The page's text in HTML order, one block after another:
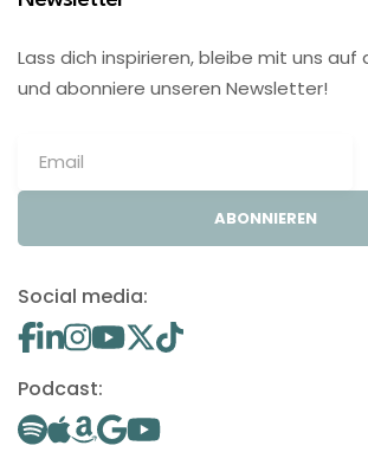
Lass dich inspirieren, bleibe mit uns auf
und abonniere unseren Newsletter!
ABONNIEREN
Social media:
Podcast: